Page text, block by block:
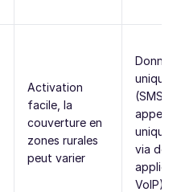
Activation
facile, la
couverture en
zones rurales
peut varier
Données
(SMS et
appels
via des
VoIP)